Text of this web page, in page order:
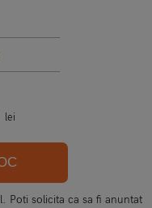
lei
Poti solicita ca sa fi anuntat